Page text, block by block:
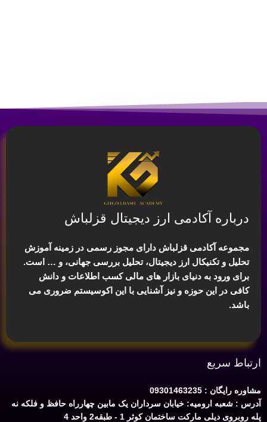
درباره آکادمی ارز دیجیتال قزلباش
مجموعه آکادمی قزلباش دارای مجوز رسمی در زمینه آموزش
تحلیل و تکنیکال ارز دیجیتال، تحلیل بررسی جهانی، و … است.
برای ورود به دنیای بازار های مالی کسب اطلاعات و دانش
کافی در این حوزه و نیز آشنایی با این اکوسیستم ضروری می
باشد.
ارتباط سریع
مشاوره رایگان : 09301463235
آدرس : شعبه ارومیه: خیابان سرداران یک مابین چهارراه حافظ و فلکه نه
پله روبروی دیلی مارکت ساختمان کوثر 1 - طبقه2 واحد 4